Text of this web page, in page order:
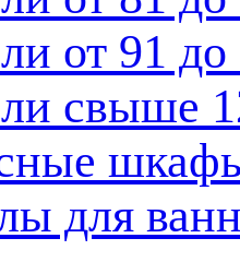
от 91 до
свыше
для